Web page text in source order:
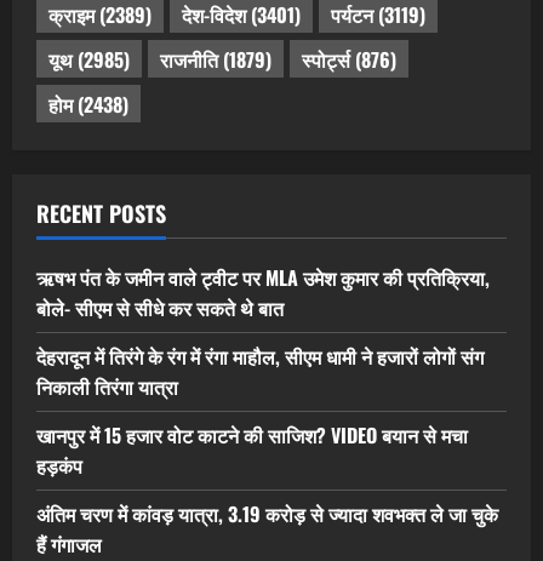
क्राइम(2389) देश-विदेश(3401) पर्यटन(3119)
यूथ(2985) राजनीति(1879) स्पोर्ट्स(876)
होम(2438)
RECENT POSTS
ऋषभ पंत के जमीन वाले ट्वीट पर MLA उमेश कुमार की प्रतिक्रिया,
बोले- सीएम से सीधे कर सकते थे बात
देहरादून में तिरंगे के रंग में रंगा माहौल, सीएम धामी ने हजारों लोगों संग
निकाली तिरंगा यात्रा
खानपुर में 15 हजार वोट काटने की साजिश? VIDEO बयान से मचा
हड़कंप
अंतिम चरण में कांवड़ यात्रा, 3.19 करोड़ से ज्यादा शवभक्त ले जा चुके
हैं गंगाजल